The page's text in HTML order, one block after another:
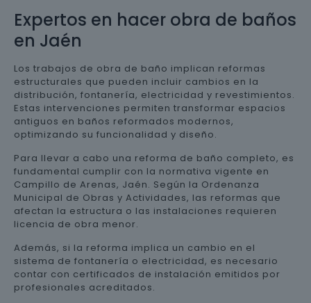
Expertos en hacer obra de baños
en Jaén
Los trabajos de obra de baño implican reformas
estructurales que pueden incluir cambios en la
distribución, fontanería, electricidad y revestimientos.
Estas intervenciones permiten transformar espacios
antiguos en baños reformados modernos,
optimizando su funcionalidad y diseño.
Para llevar a cabo una reforma de baño completo, es
fundamental cumplir con la normativa vigente en
Campillo de Arenas, Jaén. Según la Ordenanza
Municipal de Obras y Actividades, las reformas que
afectan la estructura o las instalaciones requieren
licencia de obra menor.
Además, si la reforma implica un cambio en el
sistema de fontanería o electricidad, es necesario
contar con certificados de instalación emitidos por
profesionales acreditados.